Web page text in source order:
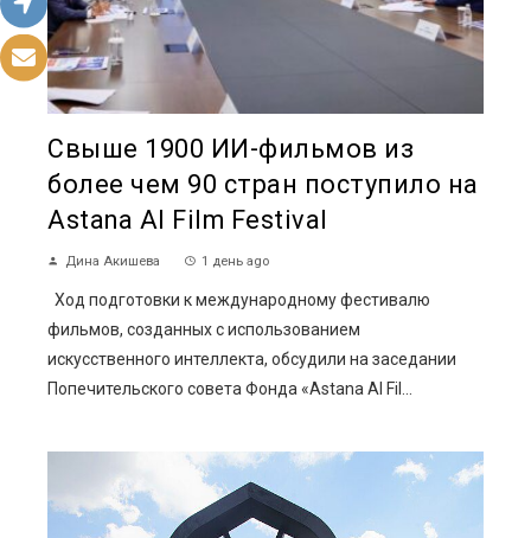
Свыше 1900 ИИ-фильмов из
более чем 90 стран поступило на
Astana AI Film Festival
Дина Акишева 1 день ago
Ход подготовки к международному фестивалю
фильмов, созданных с использованием
искусственного интеллекта, обсудили на заседании
Попечительского совета Фонда «Astana AI Fil...